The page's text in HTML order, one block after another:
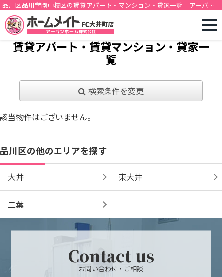
品川区品川学園中校区の賃貸アパート・マンション・貸家一覧｜アーバン
ホーム株式会社
賃貸アパート・賃貸マンション・貸家一
覧
検索条件を変更
該当物件はございません。
品川区の他のエリアを探す
大井 東大井
二葉
Contact us
お問い合わせ・ご相談